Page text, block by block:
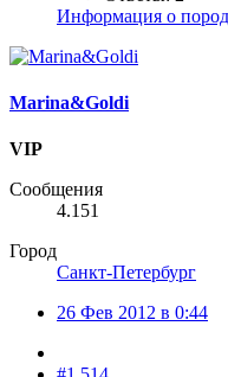
Информация о
Marina&Goldi
VIP
Сообщения
4.151
Город
Санкт-Петербург
26 Фев 2012 в 0:44